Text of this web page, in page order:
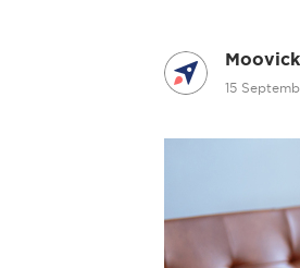
Moovick
15